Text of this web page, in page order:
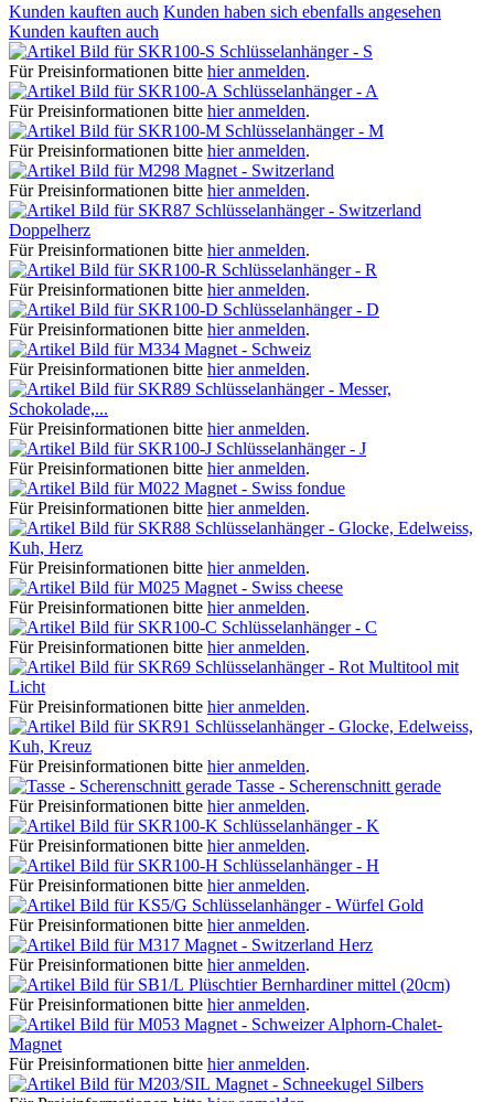
Kunden kauften auch Kunden haben sich ebenfalls angesehen
Kunden kauften auch
Schlüsselanhänger - S
Für Preisinformationen bitte hier anmelden.
Schlüsselanhänger - A
Für Preisinformationen bitte hier anmelden.
Schlüsselanhänger - M
Für Preisinformationen bitte hier anmelden.
Magnet - Switzerland
Für Preisinformationen bitte hier anmelden.
Schlüsselanhänger - Switzerland
Doppelherz
Für Preisinformationen bitte hier anmelden.
Schlüsselanhänger - R
Für Preisinformationen bitte hier anmelden.
Schlüsselanhänger - D
Für Preisinformationen bitte hier anmelden.
Magnet - Schweiz
Für Preisinformationen bitte hier anmelden.
Schlüsselanhänger - Messer,
Schokolade,...
Für Preisinformationen bitte hier anmelden.
Schlüsselanhänger - J
Für Preisinformationen bitte hier anmelden.
Magnet - Swiss fondue
Für Preisinformationen bitte hier anmelden.
Schlüsselanhänger - Glocke, Edelweiss,
Kuh, Herz
Für Preisinformationen bitte hier anmelden.
Magnet - Swiss cheese
Für Preisinformationen bitte hier anmelden.
Schlüsselanhänger - C
Für Preisinformationen bitte hier anmelden.
Schlüsselanhänger - Rot Multitool mit
Licht
Für Preisinformationen bitte hier anmelden.
Schlüsselanhänger - Glocke, Edelweiss,
Kuh, Kreuz
Für Preisinformationen bitte hier anmelden.
Tasse - Scherenschnitt gerade
Für Preisinformationen bitte hier anmelden.
Schlüsselanhänger - K
Für Preisinformationen bitte hier anmelden.
Schlüsselanhänger - H
Für Preisinformationen bitte hier anmelden.
Schlüsselanhänger - Würfel Gold
Für Preisinformationen bitte hier anmelden.
Magnet - Switzerland Herz
Für Preisinformationen bitte hier anmelden.
Plüschtier Bernhardiner mittel (20cm)
Für Preisinformationen bitte hier anmelden.
Magnet - Schweizer Alphorn-Chalet-
Magnet
Für Preisinformationen bitte hier anmelden.
Magnet - Schneekugel Silbers